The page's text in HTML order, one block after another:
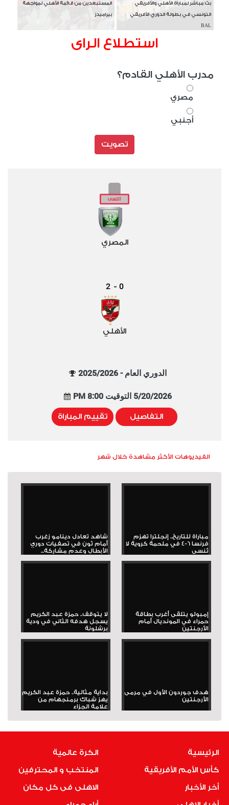
بث مباشر لمباراة الأهلي والأفريقي
التونسي في بطولة الدوري الأفريقي
BAL
المستبعدين من قائمة الأهلي لمواجهة
بيراميدز
استطلاع الراى
مدرب الأهلي القادم؟
مصري
أجنبي
تصويت
المصري
0
-
2
الأهلي
الدوري العام - 2025/2026
5/20/2026 التوقيت 8:00 PM
التفاصيل تقييم المباراة
الفيديوهات الأكثر مشاهدة خلال شهر
مباراة للتاريخ.. إنجلترا تهزم
فرنسا 6-4 في ملحمة كروية لا
تُنسى
شاهد تعادل دينامو زغرب
أمام ثون في تصفيات دوري
الأبطال وعدم مشاركة...
إمبولو يتلقى أغرب بطاقة
حمراء في المونديال أمام
الأرجنتين
لا يتوقف.. حمزة عبد الكريم
يسجل هدفه الثاني في ودية
برشلونة
هدف جوردون الأول في مرمى
الأرجنتين
بداية مثالية.. حمزة عبد الكريم
يهز شباك برمنجهام من
علامة الجزاء
الرئيسية
كأس الأمم الأفريقية
أخر الأخبار
الكرة عالمية
المنتخب و المحترفين
الاهلى فى كل مكان